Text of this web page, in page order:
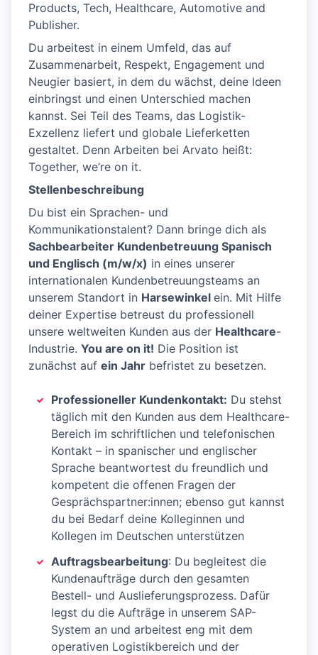
Products, Tech, Healthcare, Automotive and
Publisher.
Du arbeitest in einem Umfeld, das auf
Zusammenarbeit, Respekt, Engagement und
Neugier basiert, in dem du wächst, deine Ideen
einbringst und einen Unterschied machen
kannst. Sei Teil des Teams, das Logistik-
Exzellenz liefert und globale Lieferketten
gestaltet. Denn Arbeiten bei Arvato heißt:
Together, we’re on it.
Stellenbeschreibung
Du bist ein Sprachen- und
Kommunikationstalent? Dann bringe dich als
Sachbearbeiter Kundenbetreuung Spanisch
und Englisch (m/w/x) in eines unserer
internationalen Kundenbetreuungsteams an
unserem Standort in Harsewinkel ein. Mit Hilfe
deiner Expertise betreust du professionell
unsere weltweiten Kunden aus der Healthcare-
Industrie. You are on it! Die Position ist
zunächst auf ein Jahr befristet zu besetzen.
Professioneller Kundenkontakt: Du stehst
täglich mit den Kunden aus dem Healthcare-
Bereich im schriftlichen und telefonischen
Kontakt – in spanischer und englischer
Sprache beantwortest du freundlich und
kompetent die offenen Fragen der
Gesprächspartner:innen; ebenso gut kannst
du bei Bedarf deine Kolleginnen und
Kollegen im Deutschen unterstützen
Auftragsbearbeitung: Du begleitest die
Kundenaufträge durch den gesamten
Bestell- und Auslieferungsprozess. Dafür
legst du die Aufträge in unserem SAP-
System an und arbeitest eng mit dem
operativen Logistikbereich und der